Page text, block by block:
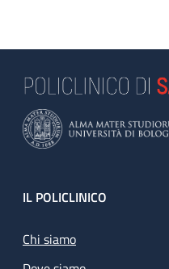
Footer
IL POLICLINICO
Chi siamo